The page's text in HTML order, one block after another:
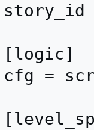
story_id
[logic]
cfg =